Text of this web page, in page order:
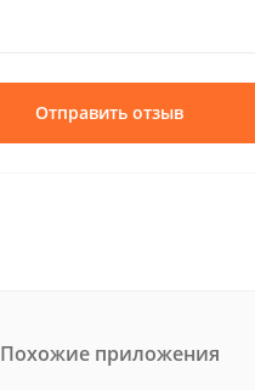
Отправить отзыв
Похожие приложения